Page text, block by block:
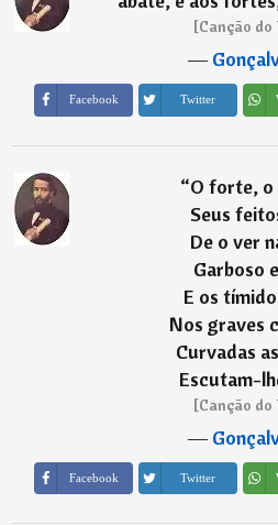
[Canção do
―
Facebook Twitter
“O forte,
Seus
De o ver
Garboso
E os
Nos graves
Curvadas
Escutam-
[Canção do
―
Facebook Twitter